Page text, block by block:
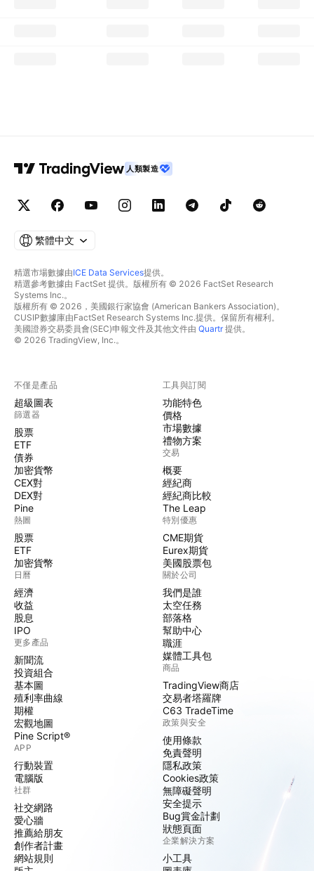
人類製造
繁體中文
精選市場數據由ICE Data Services提供。
精選參考數據由 FactSet 提供。版權所有 © 2026 FactSet Research
Systems Inc.。
版權所有 © 2026，美國銀行家協會 (American Bankers Association)。
CUSIP數據庫由FactSet Research Systems Inc.提供。保留所有權利。
美國證券交易委員會(SEC)申報文件及其他文件由 Quartr提供。
© 2026 TradingView, Inc.。
不僅是產品
超級圖表
篩選器
股票
ETF
債券
加密貨幣
CEX對
DEX對
Pine
熱圖
股票
ETF
加密貨幣
日曆
經濟
收益
股息
IPO
更多產品
新聞流
投資組合
基本圖
殖利率曲線
期權
宏觀地圖
Pine Script®
APP
行動裝置
電腦版
社群
社交網路
愛心牆
推薦給朋友
創作者計畫
網站規則
工具與訂閱
功能特色
價格
市場數據
禮物方案
交易
概要
經紀商
經紀商比較
The Leap
特別優惠
CME期貨
Eurex期貨
美國股票包
關於公司
我們是誰
太空任務
部落格
幫助中心
職涯
媒體工具包
商品
TradingView商店
交易者塔羅牌
C63 TradeTime
政策與安全
使用條款
免責聲明
隱私政策
Cookies政策
無障礙聲明
安全提示
Bug賞金計劃
狀態頁面
企業解決方案
小工具